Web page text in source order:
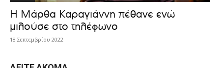
Η Μάρθα Καραγιάννη πέθανε ενώ
μιλούσε στο τηλέφωνο
18 Σεπτεμβρίου 2022